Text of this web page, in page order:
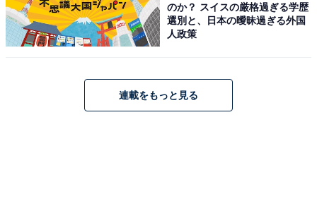
次ページ 5位までのランキング結果を見る
のか？ スイスの厳格過ぎる学歴
選別と、日本の曖昧過ぎる外国
人政策
連載をもっと見る